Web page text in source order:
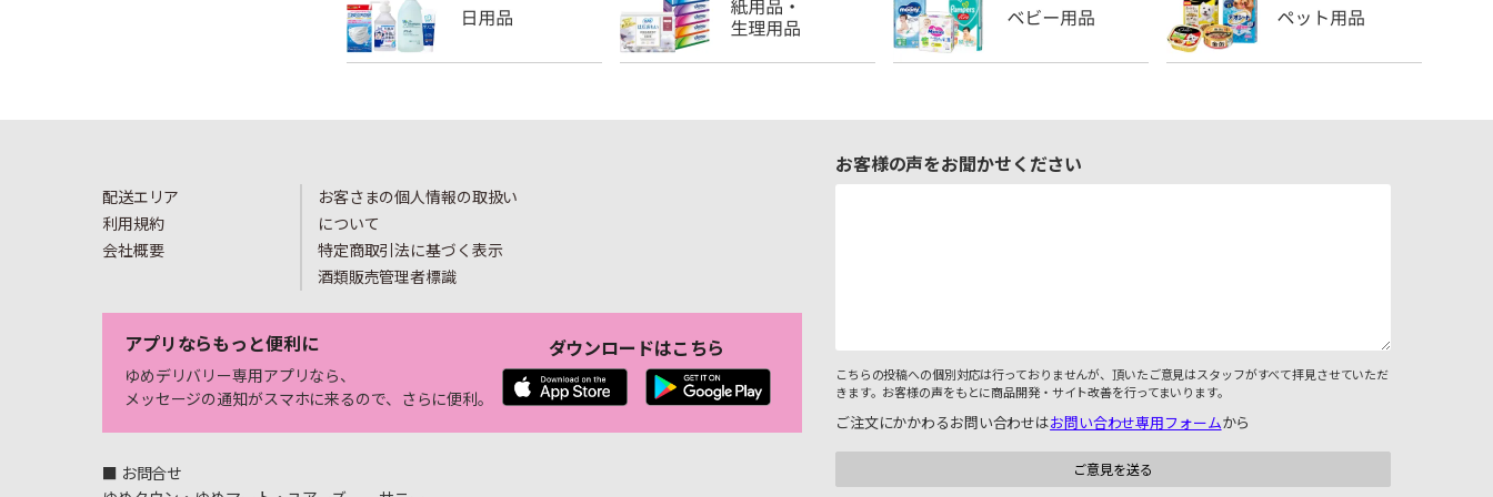
配送エリア
利用規約
会社概要
お客さまの個人情報の取扱い
について
特定商取引法に基づく表示
酒類販売管理者標識
アプリならもっと便利に
ゆめデリバリー専用アプリなら、
メッセージの通知がスマホに来るので、さらに便利。
ダウンロードはこちら
■ お問合せ
お客様の声をお聞かせください
こちらの投稿への個別対応は行っておりませんが、頂いたご意見はスタッフがすべて拝見させていただ
きます。お客様の声をもとに商品開発・サイト改善を行ってまいります。
ご注文にかかわるお問い合わせはお問い合わせ専用フォームから